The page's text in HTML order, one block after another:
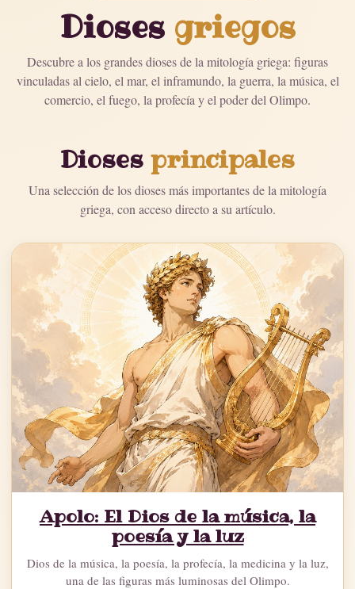
Dioses griegos
Descubre a los grandes dioses de la mitología griega: figuras
vinculadas al cielo, el mar, el inframundo, la guerra, la música, el
comercio, el fuego, la profecía y el poder del Olimpo.
Dioses principales
Una selección de los dioses más importantes de la mitología
griega, con acceso directo a su artículo.
Apolo: El Dios de la música, la
poesía y la luz
Dios de la música, la poesía, la profecía, la medicina y la luz,
una de las figuras más luminosas del Olimpo.